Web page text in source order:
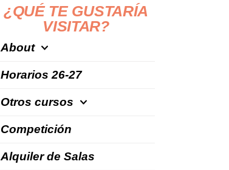
¿QUÉ TE GUSTARÍA
VISITAR?
About
Horarios 26-27
Otros cursos
Competición
Alquiler de Salas